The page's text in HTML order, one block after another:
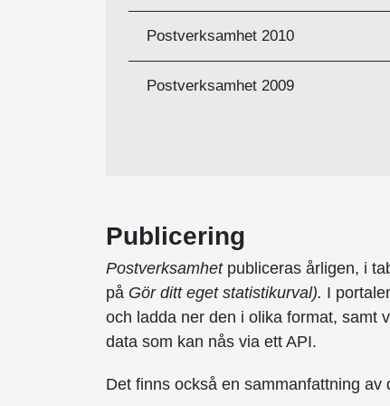
Postverksamhet 2010
Postverksamhet 2009
Publicering
Postverksamhetpubliceras årligen, i
på Gör ditt eget statistikurval). I
och ladda ner den i olika format, samt
data som kan nås via ett API.
Det finns också en sammanfattning